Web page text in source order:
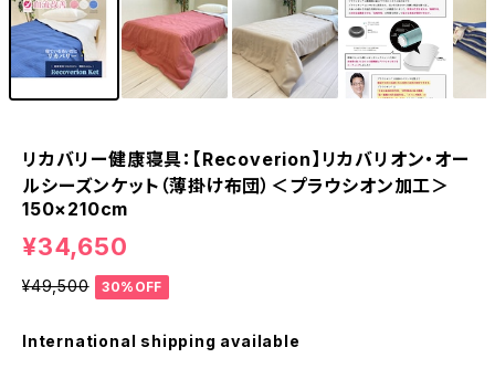
リカバリー健康寝具：【Recoverion】リカバリオン・オー
ルシーズンケット（薄掛け布団）＜プラウシオン加工＞
150×210cm
¥34,650
¥49,500 30%OFF
International shipping available